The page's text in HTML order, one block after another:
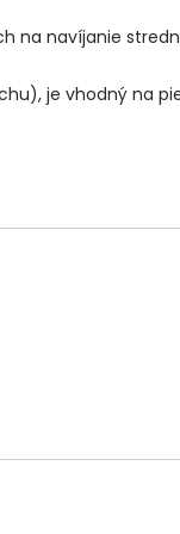
na navíjanie
je vhodný na